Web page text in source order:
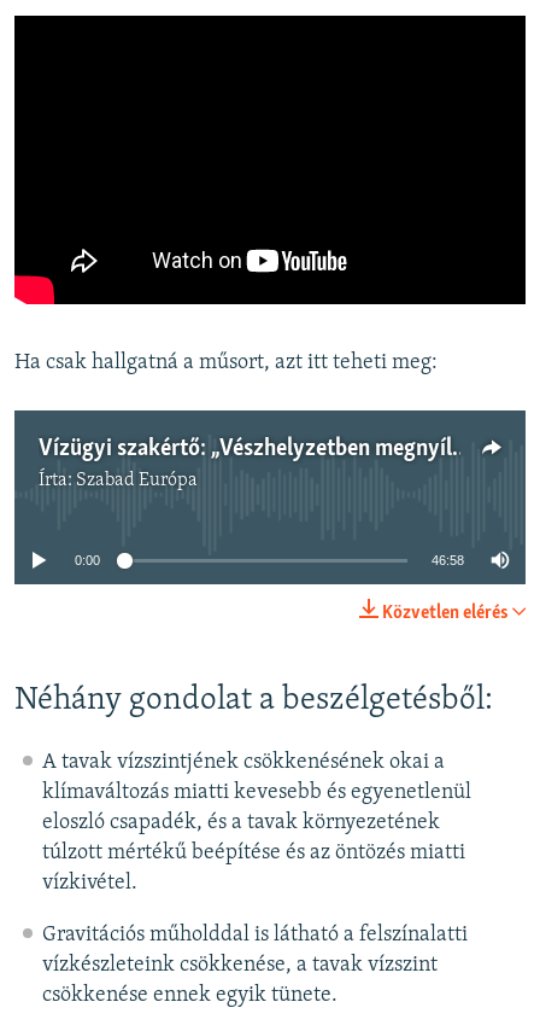
Ha csak hallgatná a műsort, azt itt teheti meg:
Vízügyi szakértő: „Vészhelyzetben megnyílnak a pénzcsapok, de inkább hosszú távú tervezésre lenne szükség”
Írta: Szabad Európa
Jelenleg nincs elérhető tartalom
0:00 46:58
Közvetlen elérés
Néhány gondolat a beszélgetésből:
A tavak vízszintjének csökkenésének okai a
klímaváltozás miatti kevesebb és egyenetlenül
eloszló csapadék, és a tavak környezetének
túlzott mértékű beépítése és az öntözés miatti
vízkivétel.
Gravitációs műholddal is látható a felszínalatti
vízkészleteink csökkenése, a tavak vízszint
csökkenése ennek egyik tünete.